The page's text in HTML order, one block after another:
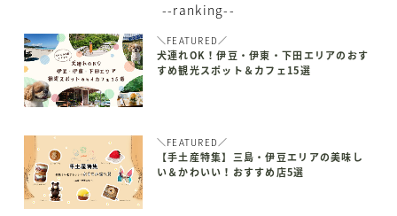
--ranking--
＼FEATURED／
犬連れOK！伊豆・伊東・下田エリアのおす
すめ観光スポット＆カフェ15選
＼FEATURED／
【手土産特集】三島・伊豆エリアの美味し
い＆かわいい！おすすめ店5選